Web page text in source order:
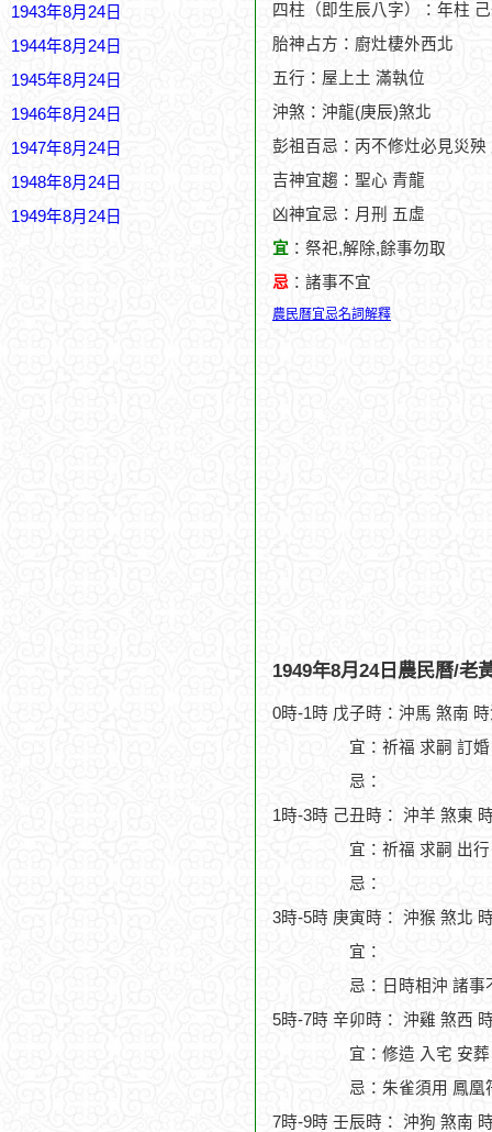
1943年8月24日
1944年8月24日
1945年8月24日
1946年8月24日
1947年8月24日
1948年8月24日
1949年8月24日
四柱（即生辰八字）：年柱
胎神占方：廚灶棲外西北
五行：屋上土 滿執位
沖煞：沖龍(庚辰)煞北
彭祖百忌：丙不修灶必見災
吉神宜趨：聖心 青龍
凶神宜忌：月刑 五虛
宜 ：祭祀,解除,餘事勿取
忌 ：諸事不宜
農民曆宜忌名詞解釋
1949年8月24日農民曆/老
0時-1時 戊子時：沖馬 煞南
宜：祈福 求嗣 訂
忌：
1時-3時 己丑時： 沖羊 煞東
宜：祈福 求嗣 出
忌：
3時-5時 庚寅時： 沖猴 煞北
宜：
忌：日時相沖 諸事
5時-7時 辛卯時： 沖雞 煞西
宜：修造 入宅 安
忌：朱雀須用 鳳凰
7時-9時 壬辰時： 沖狗 煞南